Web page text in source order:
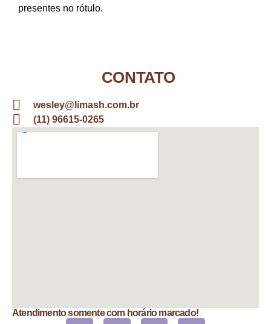
presentes no rótulo.
CONTATO
wesley@limash.com.br
(11) 96615-0265
Atendimento somente com horário marcado!